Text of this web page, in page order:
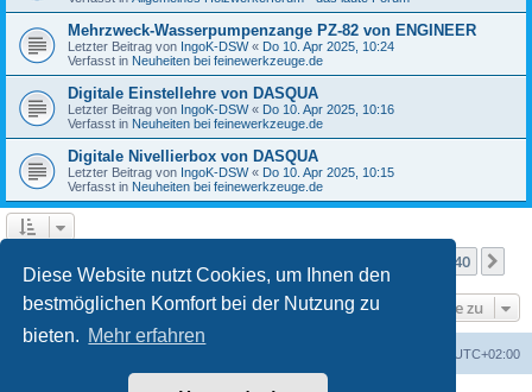
Diese Website nutzt Cookies, um Ihnen den
bestmöglichen Komfort bei der Nutzung zu
bieten. Mehr erfahren
Mehrzweck-Wasserpumpenzange PZ-82 von ENGINEER
Letzter Beitrag von IngoK-DSW« Do 10. Apr 2025, 10:24
Verfasst in Neuheiten bei feinewerkzeuge.de
Digitale Einstellehre von DASQUA
Letzter Beitrag von IngoK-DSW« Do 10. Apr 2025, 10:16
Verfasst in Neuheiten bei feinewerkzeuge.de
Digitale Nivellierbox von DASQUA
Letzter Beitrag von IngoK-DSW« Do 10. Apr 2025, 10:15
Verfasst in Neuheiten bei feinewerkzeuge.de
40
Gehe zu
UTC+02:00